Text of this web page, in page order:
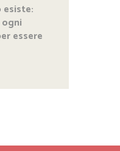
essere